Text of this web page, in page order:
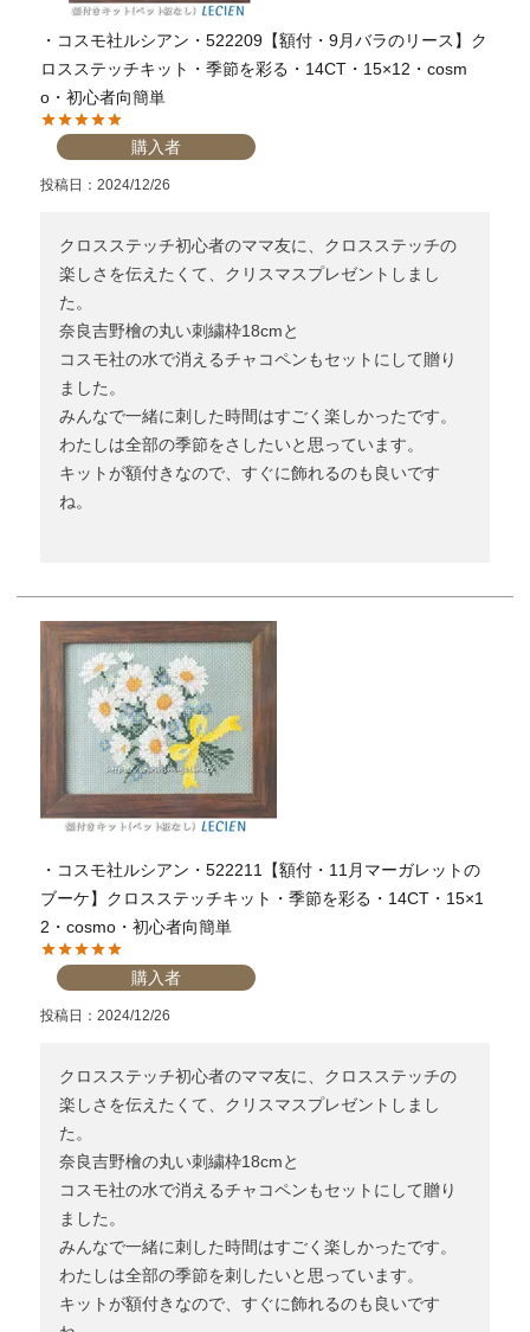
・コスモ社ルシアン・522209【額付・9月バラのリース】ク
ロスステッチキット・季節を彩る・14CT・15×12・cosm
o・初心者向簡単
購入者
投稿日 2024/12/26
クロスステッチ初心者のママ友に、クロスステッチの
楽しさを伝えたくて、クリスマスプレゼントしまし
た。
奈良吉野檜の丸い刺繍枠18cmと
コスモ社の水で消えるチャコペンもセットにして贈り
ました。
みんなで一緒に刺した時間はすごく楽しかったです。
わたしは全部の季節をさしたいと思っています。
キットが額付きなので、すぐに飾れるのも良いです
ね。
・コスモ社ルシアン・522211【額付・11月マーガレットの
ブーケ】クロスステッチキット・季節を彩る・14CT・15×1
2・cosmo・初心者向簡単
購入者
投稿日 2024/12/26
クロスステッチ初心者のママ友に、クロスステッチの
楽しさを伝えたくて、クリスマスプレゼントしまし
た。
奈良吉野檜の丸い刺繍枠18cmと
コスモ社の水で消えるチャコペンもセットにして贈り
ました。
みんなで一緒に刺した時間はすごく楽しかったです。
わたしは全部の季節を刺したいと思っています。
キットが額付きなので、すぐに飾れるのも良いです